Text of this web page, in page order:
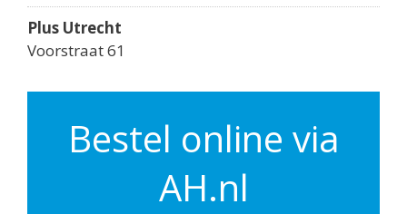
Plus Utrecht
Voorstraat 61
0.5 km
Godebaldkwartier 149
Bestel online via
AH.nl